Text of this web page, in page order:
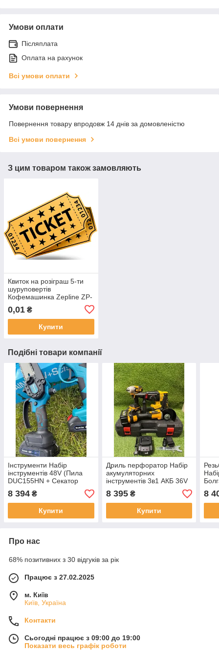
Умови оплати
Післяплата
Оплата на рахунок
Всі умови оплати
Умови повернення
Повернення товару впродовж 14 днів за домовленістю
Всі умови повернення
З цим товаром також замовляють
Квиток на розіграш 5-ти
шуруповертів
Кофемашинка Zepline ZP-
0,01 ₴
Купити
Подібні товари компанії
Інструменти Набір
інструментів 48V (Пила
DUC155HN + Секатор
DUP270 Digital+
Телескопічна штанга 2.6
м),Професійний набір
8 394 ₴
Купити
Дриль перфоратор Набір
акумуляторних
інструментів 3в1 АКБ 36V
(Перфоратор DCH263 +
Болгарка DCG413 +
Гайковерт DCF850)
Професійні
8 395₴
Купити
6A)
8
Про нас
68% позитивних з 30 відгуків за рік
Працює з 27.02.2025
м. Київ
Київ, Україна
Контакти
Сьогодні працює з 09:00 до 19:00
Показати весь графік роботи